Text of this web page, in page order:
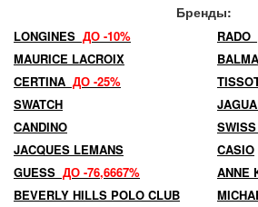
Бренды:
LONGINES ДО -10% RADO
MAURICE LACROIX
CERTINA ДО -25%
SWATCH
CANDINO
JACQUES LEMANS
CASIO
GUESS ДО -76,6667% ANNE
BEVERLY HILLS POLO CLUB